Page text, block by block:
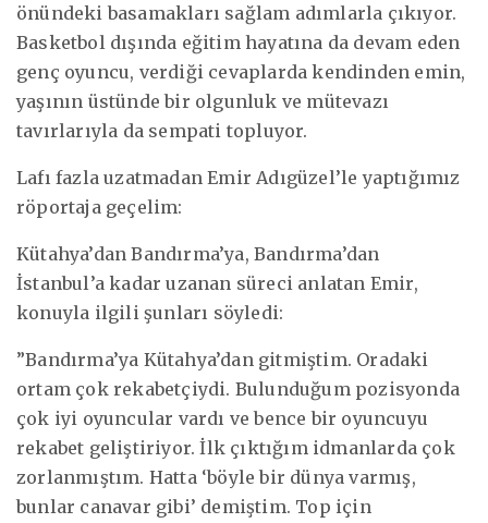
önündeki basamakları sağlam adımlarla çıkıyor.
Basketbol dışında eğitim hayatına da devam eden
genç oyuncu, verdiği cevaplarda kendinden emin,
yaşının üstünde bir olgunluk ve mütevazı
tavırlarıyla da sempati topluyor.
Lafı fazla uzatmadan Emir Adıgüzel’le yaptığımız
röportaja geçelim:
Kütahya’dan Bandırma’ya, Bandırma’dan
İstanbul’a kadar uzanan süreci anlatan Emir,
konuyla ilgili şunları söyledi:
”Bandırma’ya Kütahya’dan gitmiştim. Oradaki
ortam çok rekabetçiydi. Bulunduğum pozisyonda
çok iyi oyuncular vardı ve bence bir oyuncuyu
rekabet geliştiriyor. İlk çıktığım idmanlarda çok
zorlanmıştım. Hatta ‘böyle bir dünya varmış,
bunlar canavar gibi’ demiştim. Top için